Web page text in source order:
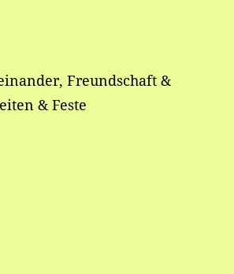
Freundschaft &
& Feste